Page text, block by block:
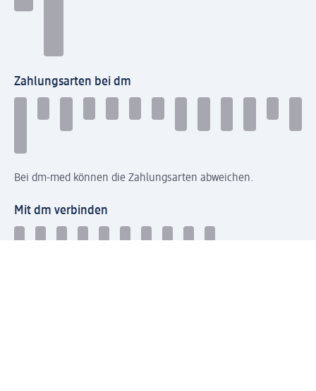
Zahlungsarten bei dm
Bei dm-med können die Zahlungsarten abweichen.
Mit dm verbinden